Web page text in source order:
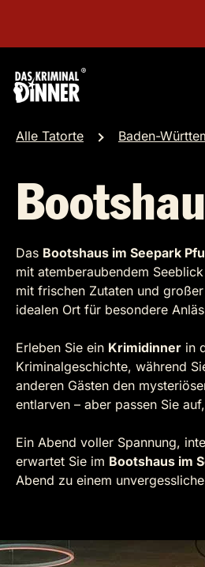
Alle Tatorte Baden-
Das Bootshaus im Seepark
mit atemberaubendem
mit frischen Zutaten und
idealen Ort für besondere
Erleben Sie ein Krimidinner in
Kriminalgeschichte, während
anderen Gästen den
entlarven – aber passen Sie
Ein Abend voller Spannung,
erwartet Sie im Bootshaus im
Abend zu einem